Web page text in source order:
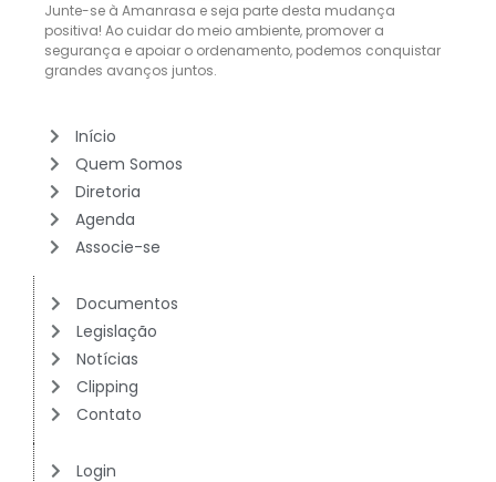
Junte-se à Amanrasa e seja parte desta mudança
positiva! Ao cuidar do meio ambiente, promover a
segurança e apoiar o ordenamento, podemos conquistar
grandes avanços juntos.
Início
Quem Somos
Diretoria
Agenda
Associe-se
Documentos
Legislação
Notícias
Clipping
Contato
Login